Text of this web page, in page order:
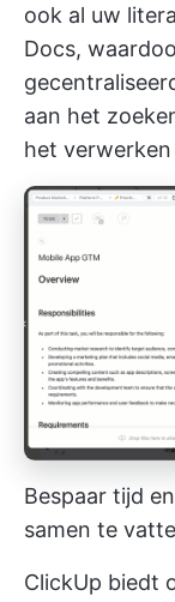
ook al uw
Docs,
aan het
het
Bespaar tijd
samen te
ClickUp biedt